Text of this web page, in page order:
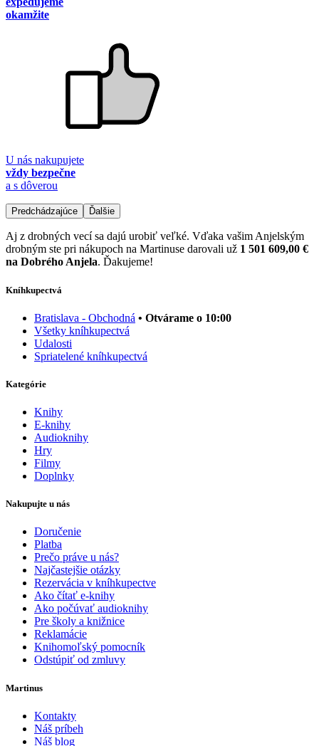
okamžite
U nás nakupujete
vždy bezpečne
a s dôverou
Predchádzajúce Ďalšie
Aj z drobných vecí sa dajú urobiť veľké. Vďaka vašim Anjelským
drobným ste pri nákupoch na Martinuse darovali už 1 501 609,00 €
na Dobrého Anjela. Ďakujeme!
Kníhkupectvá
Bratislava - Obchodná • Otvárame o 10:00
Všetky kníhkupectvá
Udalosti
Spriatelené kníhkupectvá
Kategórie
Knihy
E-knihy
Audioknihy
Hry
Filmy
Doplnky
Nakupujte u nás
Doručenie
Platba
Prečo práve u nás?
Najčastejšie otázky
Rezervácia v kníhkupectve
Ako čítať e-knihy
Ako počúvať audioknihy
Pre školy a knižnice
Reklamácie
Knihomoľský pomocník
Odstúpiť od zmluvy
Martinus
Kontakty
Náš príbeh
Náš blog